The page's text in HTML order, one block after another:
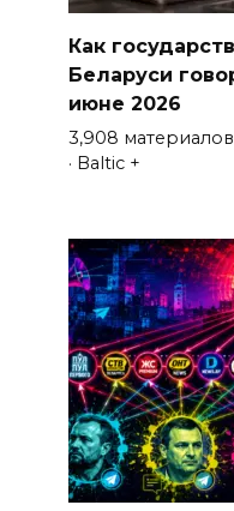
Как
Беларуси
июне 2026
3,908
· Baltic +